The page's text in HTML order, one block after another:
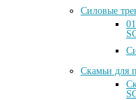
Силовые
Скамьи для